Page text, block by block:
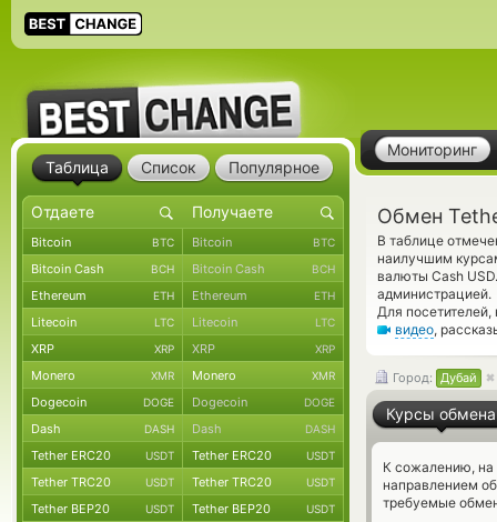
Мониторинг
Обмен
В таблице
наилучшим
валюты Cash
администрацией.
Для
видео,
Город: Дубай
Курсы обмена
К сожалению, на
направлением
требуемые
Таблица Список Популярное
Bitcoin BTC Bitcoin BTC
Bitcoin Cash BCH Bitcoin Cash BCH
Ethereum ETH Ethereum ETH
Litecoin LTC Litecoin LTC
XRP XRP XRP XRP
Monero XMR Monero XMR
Dogecoin DOGE Dogecoin DOGE
Dash DASH Dash DASH
Tether ERC20 USDT Tether ERC20 USDT
Tether TRC20 USDT Tether TRC20 USDT
Tether BEP20 USDT Tether BEP20 USDT